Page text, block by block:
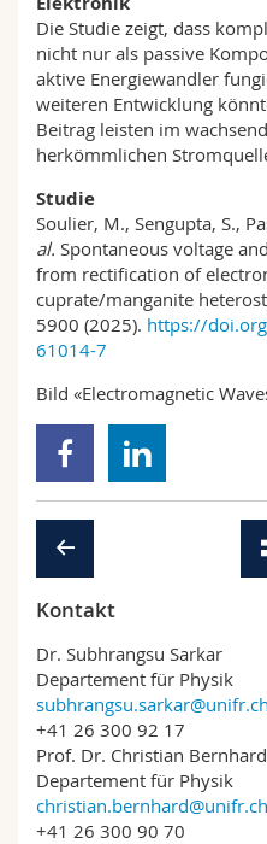
Die Studie zeigt, dass
nicht nur als passive
aktive Energiewandler
weiteren Entwicklung
Beitrag leisten im
herkömmlichen
Studie
Soulier, M., Sengupta, S.,
al. Spontaneous voltage
from rectification of
cuprate/manganite
5900 (2025). https://
61014-7
Bild «Electromagnetic
Kontakt
Dr. Subhrangsu Sarkar
Departement für Physik
subhrangsu.sarkar@unifr.ch
+41 26 300 92 17
Prof. Dr. Christian Bernhard
Departement für Physik
christian.bernhard@unifr.ch
+41 26 300 90 70